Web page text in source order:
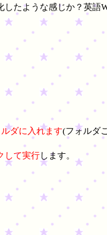
たような感じか？英
ダに入れます(フォルダ
して実行します。